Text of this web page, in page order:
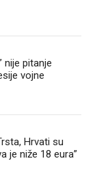
nije pitanje
vojne
Hrvati su
je niže 18 eura”